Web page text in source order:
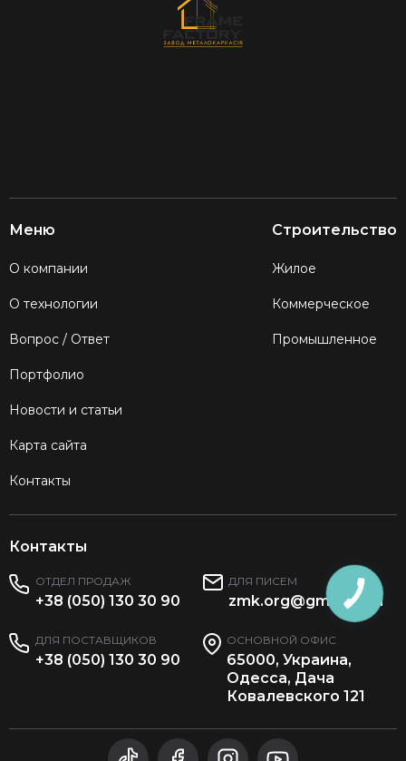
Меню
О компании
О технологии
Вопрос / Ответ
Портфолио
Новости и статьи
Карта сайта
Контакты
Строительство
Жилое
Коммерческое
Промышленное
Контакты
ОТДЕЛ ПРОДАЖ
+38 (050) 130 30 90
ДЛЯ ПОСТАВЩИКОВ
+38 (050) 130 30 90
ДЛЯ ПИСЕМ
zmk.org@gmail.com
ОСНОВНОЙ ОФИС
65000, Украина,
Одесса, Дача
Ковалевского 121
КНОПКА
ЗВ'ЯЗКУ